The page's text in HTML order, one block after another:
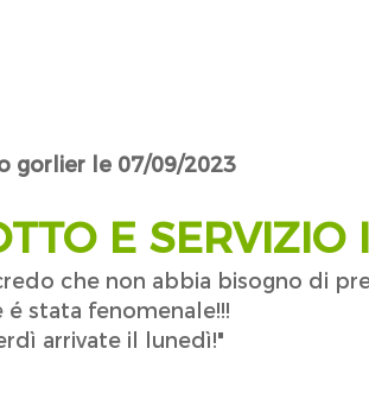
gorlier le 07/09/2023
E SERVIZIO
che non abbia bisogno di
é stata fenomenale!!!
arrivate il lunedì!"